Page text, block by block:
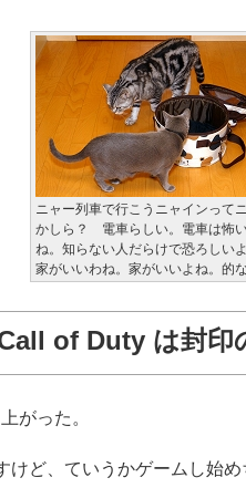
ニャー列車で行こうニャインって
かしら？ 電車らしい。電車は怖
ね。知らない人だらけで恐ろしいよ
家がいいわね。家がいいよね。的な
of Duty は封印
がった。
ど、ていうかゲームし始